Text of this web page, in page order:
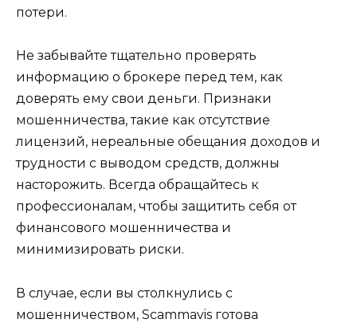
потери.
Не забывайте тщательно проверять
информацию о брокере перед тем, как
доверять ему свои деньги. Признаки
мошенничества, такие как отсутствие
лицензий, нереальные обещания доходов и
трудности с выводом средств, должны
насторожить. Всегда обращайтесь к
профессионалам, чтобы защитить себя от
финансового мошенничества и
минимизировать риски.
В случае, если вы столкнулись с
мошенничеством, Scammavis готова